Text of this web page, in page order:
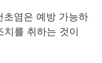
염은 예방 가능하
를 취하는 것이